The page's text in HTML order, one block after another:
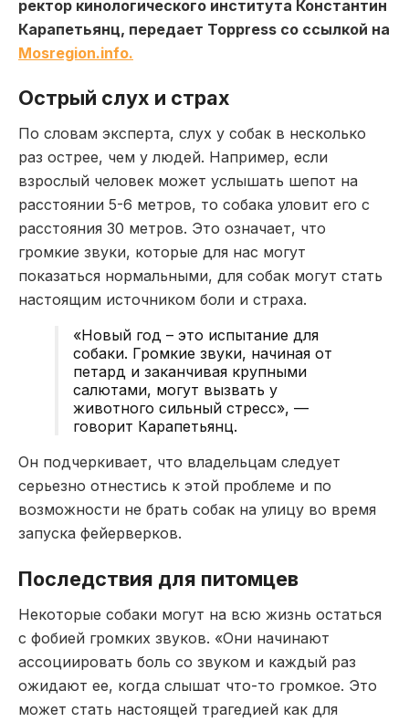
ректор кинологического института Константин
Карапетьянц, передает Toppress со ссылкой на
Мosregion.info.
Острый слух и страх
По словам эксперта, слух у собак в несколько
раз острее, чем у людей. Например, если
взрослый человек может услышать шепот на
расстоянии 5-6 метров, то собака уловит его с
расстояния 30 метров. Это означает, что
громкие звуки, которые для нас могут
показаться нормальными, для собак могут стать
настоящим источником боли и страха.
«Новый год – это испытание для
собаки. Громкие звуки, начиная от
петард и заканчивая крупными
салютами, могут вызвать у
животного сильный стресс», —
говорит Карапетьянц.
Он подчеркивает, что владельцам следует
серьезно отнестись к этой проблеме и по
возможности не брать собак на улицу во время
запуска фейерверков.
Последствия для питомцев
Некоторые собаки могут на всю жизнь остаться
с фобией громких звуков. «Они начинают
ассоциировать боль со звуком и каждый раз
ожидают ее, когда слышат что-то громкое. Это
может стать настоящей трагедией как для